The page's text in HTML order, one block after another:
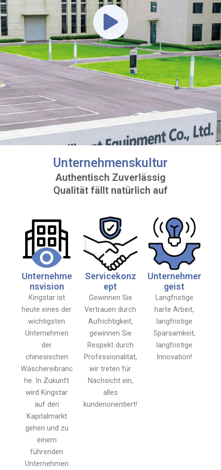
Unternehmenskultur
Authentisch Zuverlässig
Qualität fällt natürlich auf
Unternehme
nsvision
Kingstar ist
heute eines der
wichtigsten
Unternehmen
der
chinesischen
Wäschereibranc
he. In Zukunft
wird Kingstar
auf den
Kapitalmarkt
gehen und zu
einem
führenden
Unternehmen
Servicekonz
ept
Gewinnen Sie
Vertrauen durch
Aufrichtigkeit,
gewinnen Sie
Respekt durch
Professionalität,
wir treten für
Nachsicht ein,
alles
kundenorientiert!
Unternehmer
geist
Langfristige
harte Arbeit,
langfristige
Sparsamkeit,
langfristige
Innovation!